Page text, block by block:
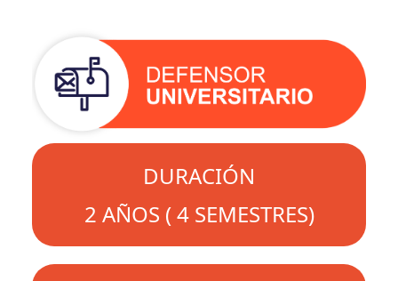
DURACIÓN
2 AÑOS ( 4 SEMESTRES)